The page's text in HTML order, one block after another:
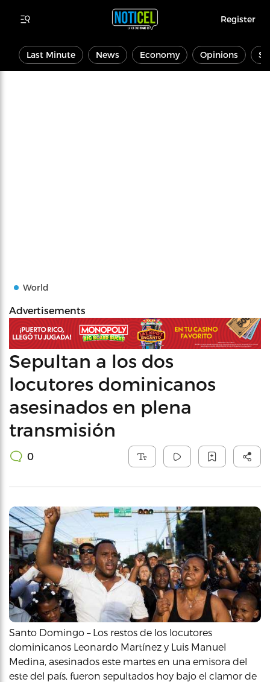
Register
Last Minute News Economy Opinions
World
Advertisements
Sepultan a los dos
locutores dominicanos
asesinados en plena
transmisión
0
Santo Domingo – Los restos de los locutores
dominicanos Leonardo Martínez y Luis Manuel
Medina, asesinados este martes en una emisora del
este del país, fueron sepultados hoy bajo el clamor de